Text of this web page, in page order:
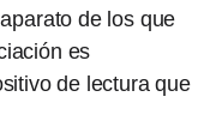
de los que
es
de lectura que